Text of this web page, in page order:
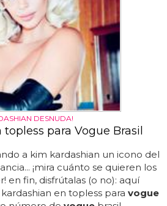
DESNUDA!
para Vogue Brasil
a kim kardashian un icono del
¡mira cuánto se quieren los
en fin, disfrútalas (o no): aquí
en topless para vogue